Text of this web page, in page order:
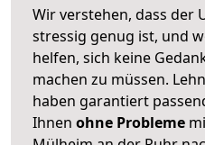
Wir verstehen, dass der
stressig genug ist, und
helfen, sich keine
machen zu müssen.
haben garantiert
Ihnen ohne Probleme